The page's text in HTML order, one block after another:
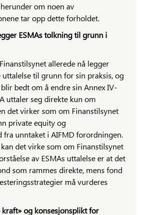
om noen av
tar opp dette forholdet.
ESMAs tolkning til grunn i
allerede nå legger
uttalelse til grunn for sin praksis, og
bedt om å endre sin Annex IV-
uttaler seg direkte kun om
det virker som om Finanstilsynet
private equity og
fra unntaket i AIFMD forordningen.
det virke som om Finanstilsynet
av ESMAs uttalelse er at det
som rammes direkte, mens fond
må vurderes
kraft» og konsesjonsplikt for